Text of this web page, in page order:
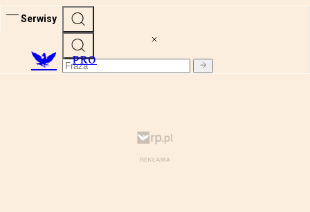
Serwisy
PRO